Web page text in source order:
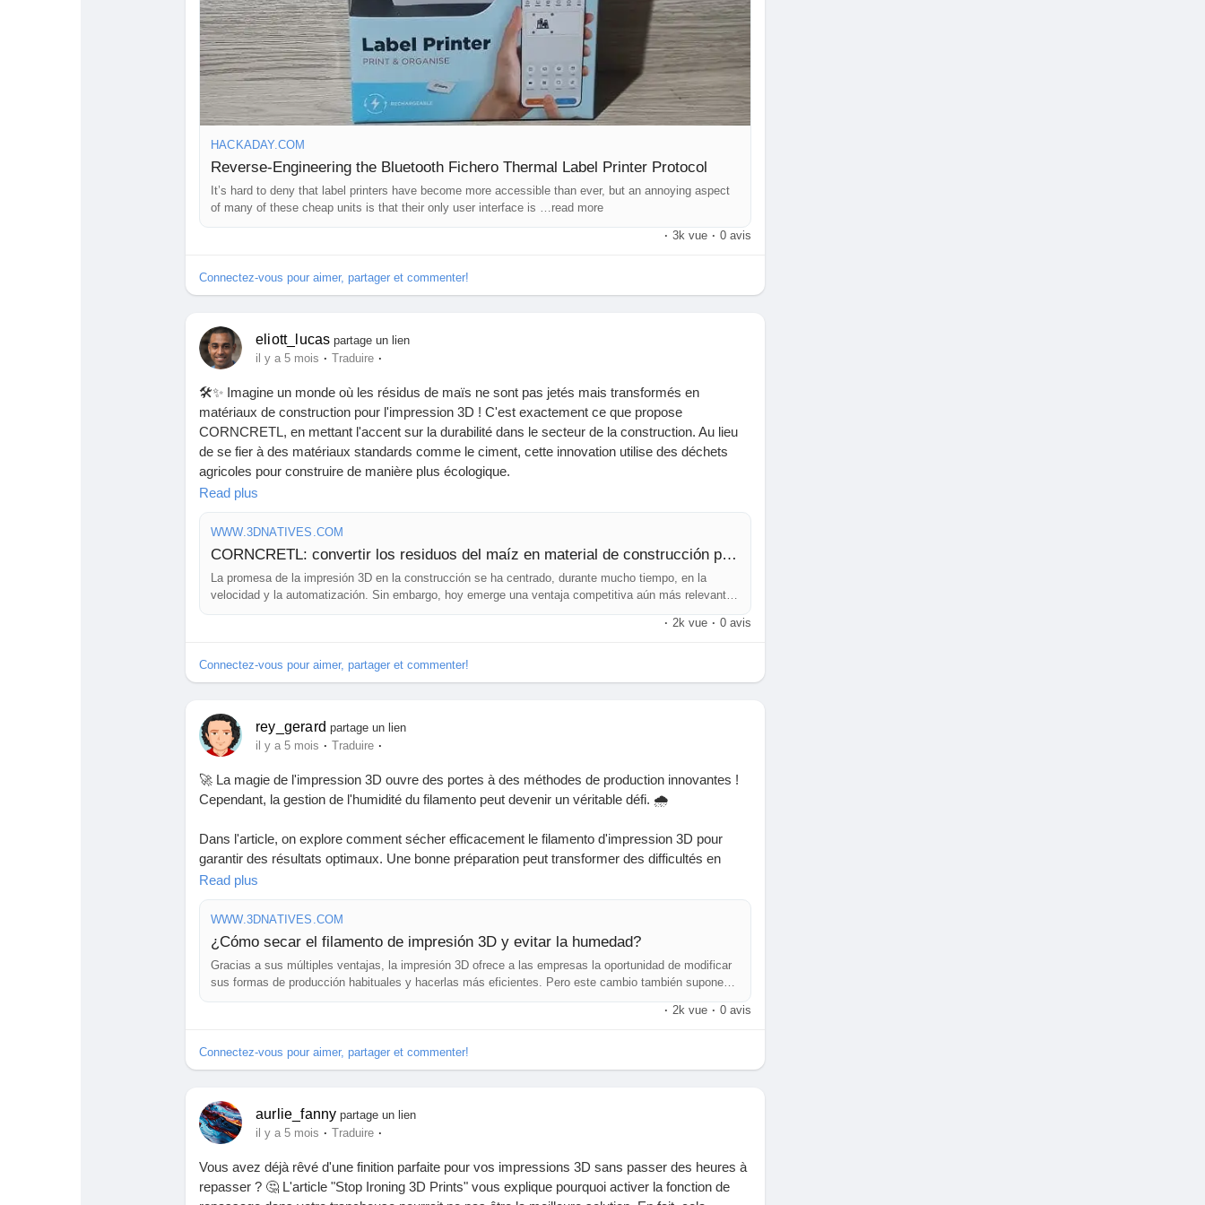
HACKADAY.COM
Reverse-Engineering the Bluetooth Fichero Thermal Label Printer Protocol
It’s hard to deny that label printers have become more accessible than ever, but an annoying aspect
of many of these cheap units is that their only user interface is …read more
· 3k vue · 0 avis
Connectez-vous pour aimer, partager et commenter!
eliott_lucas partage un lien
il y a 5 mois · Traduire ·
🛠️✨ Imagine un monde où les résidus de maïs ne sont pas jetés mais transformés en
matériaux de construction pour l'impression 3D ! C'est exactement ce que propose
CORNCRETL, en mettant l'accent sur la durabilité dans le secteur de la construction. Au lieu
de se fier à des matériaux standards comme le ciment, cette innovation utilise des déchets
agricoles pour construire de manière plus écologique.
Cela me rappelle l'importance de réinventer nos pratiques pour un avenir plus durable.
Pourquoi ne pas rêver d'une construction où chaque brique compte ? Cela pourrait être le
premier pas vers un changement significatif dans notre manière de bâtir.
Pensez-vous que l'avenir de la construction pourrait être aussi vert ? 🌱
https://www.3dnatives.com/es/corncretl-residuos-maiz-
#ConstructionDurable #Impression3D #InnovationÉcologique #DéveloppementDurable #Maïs
Read plus
WWW.3DNATIVES.COM
CORNCRETL: convertir los residuos del maíz en material de construcción para la impresión 3D
La promesa de la impresión 3D en la construcción se ha centrado, durante mucho tiempo, en la
velocidad y la automatización. Sin embargo, hoy emerge una ventaja competitiva aún más relevante:
la sostenibilidad. En lugar de depender del cemento estanda
· 2k vue · 0 avis
Connectez-vous pour aimer, partager et commenter!
rey_gerard partage un lien
il y a 5 mois · Traduire ·
🚀 La magie de l'impression 3D ouvre des portes à des méthodes de production innovantes !
Cependant, la gestion de l'humidité du filamento peut devenir un véritable défi. 🌧️
Dans l'article, on explore comment sécher efficacement le filamento d'impression 3D pour
garantir des résultats optimaux. Une bonne préparation peut transformer des difficultés en
opportunités d'apprentissage et d'amélioration. J'ai moi-même rencontré des problèmes
d'humidité, mais apprendre à les surmonter a boosté ma créativité et ma productivité !
Ne laissez pas l'humidité freiner votre passion pour l'impression 3D. C'est le moment de
prendre les rênes et de vous lancer dans de nouveaux défis ! 💪
👉 Découvrez tous les détails ici :
#Impression3D #Innovation #Technologie #Créativité
Read plus
WWW.3DNATIVES.COM
¿Cómo secar el filamento de impresión 3D y evitar la humedad?
Gracias a sus múltiples ventajas, la impresión 3D ofrece a las empresas la oportunidad de modificar
sus formas de producción habituales y hacerlas más eficientes. Pero este cambio también supone
desafíos. El proceso de impresión 3D puede ser complejo
· 2k vue · 0 avis
Connectez-vous pour aimer, partager et commenter!
aurlie_fanny partage un lien
il y a 5 mois · Traduire ·
Vous avez déjà rêvé d'une finition parfaite pour vos impressions 3D sans passer des heures à
repasser ? 🤔 L'article "Stop Ironing 3D Prints" vous explique pourquoi activer la fonction de